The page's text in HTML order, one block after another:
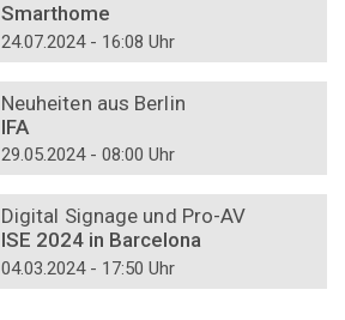
Smarthome
24.07.2024 - 16:08 Uhr
Neuheiten aus Berlin
IFA
29.05.2024 - 08:00 Uhr
Digital Signage und Pro-AV
ISE 2024 in Barcelona
04.03.2024 - 17:50 Uhr